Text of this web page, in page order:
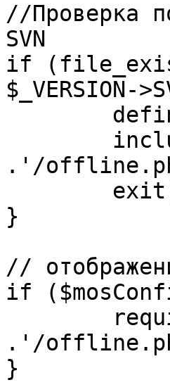
//Проверка
SVN
if
$_VERSION-
.'/
}
//
if
.'/
}